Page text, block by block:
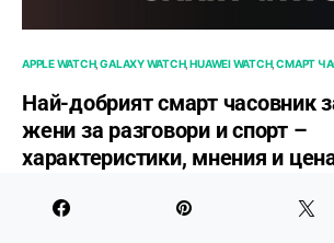
APPLE WATCH GALAXY WATCH HUAWEI WATCH СМАРТ
Най-добрият смарт часовник
жени за разговори и спорт –
характеристики, мнения и
БОРЯНА ПОПОВА